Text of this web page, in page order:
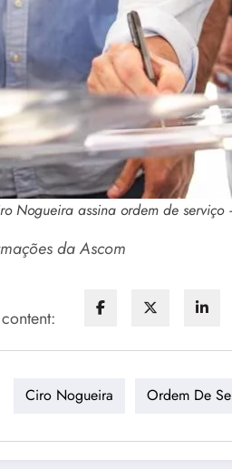
Nogueira assina ordem de
da Ascom
Ciro Nogueira Ordem De